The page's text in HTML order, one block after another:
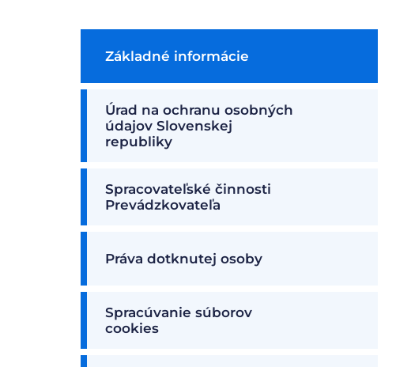
Základné informácie
Úrad na ochranu osobných
údajov Slovenskej
republiky
Spracovateľské činnosti
Prevádzkovateľa
Práva dotknutej osoby
Spracúvanie súborov
cookies